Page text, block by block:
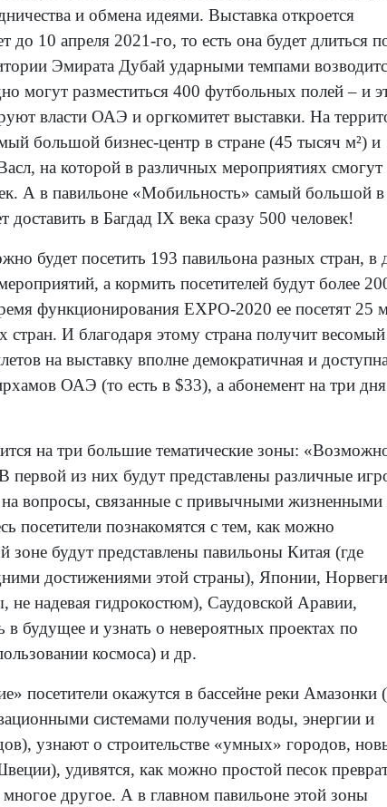
и обмена идеями. Выставка откроется
10 апреля 2021-го, то есть она будет длиться
Эмирата Дубай ударными темпами
могут разместиться 400 футбольных полей – и
власти ОАЭ и оргкомитет выставки. На
большой бизнес-центр в стране (45 тысяч м²) и
на которой в различных мероприятиях смогут
А в павильоне «Мобильность» самый большой
в Багдад IX века сразу 500 человек!
будет посетить 193 павильона разных стран, в
а кормить посетителей будут более
функционирования EXPO-2020 ее посетят 25
стран. И благодаря этому страна получит весомый
на выставку вполне демократичная и
ОАЭ (то есть в $33), а абонемент на три
на три большие тематические зоны:
первой из них будут представлены различные
на вопросы, связанные с привычными жизненными
посетители познакомятся с тем, как можно
будут представлены павильоны Китая (где
достижениями этой страны), Японии,
не надевая гидрокостюм), Саудовской Аравии,
в будущее и узнать о невероятных проектах по
космоса) и др.
посетители окажутся в бассейне реки Амазонки
системами получения воды, энергии и
узнают о строительстве «умных» городов,
удивятся, как можно простой песок
другое. А в главном павильоне этой зоны